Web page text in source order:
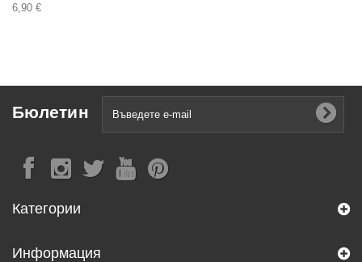
6,90 €
Бюлетин
Категории
Информация